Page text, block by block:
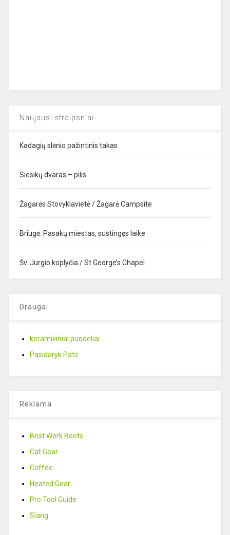
Naujausi straipsniai
Kadagių slėnio pažintinis takas
Siesikų dvaras – pilis
Žagarės Stovyklavietė / Žagarė Campsite
Briugė: Pasakų miestas, sustingęs laike
Šv. Jurgio koplyčia / St George’s Chapel
Draugai
keramikiniai puodeliai
Pasidaryk Pats
Reklama
Best Work Boots
Cat Gear
Coffee
Heated Gear
Pro Tool Guide
Slang